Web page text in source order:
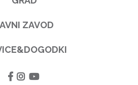
ZAVOD